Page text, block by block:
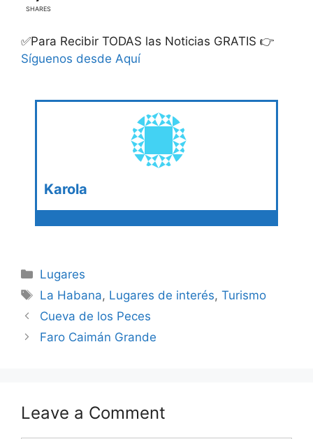
SHARES
✅Para Recibir TODAS las Noticias GRATIS 👉
Síguenos desde Aquí
Karola
Categories
Lugares
Tags
La Habana, Lugares de interés,Turismo
Cueva de los Peces
Faro Caimán Grande
Leave a Comment